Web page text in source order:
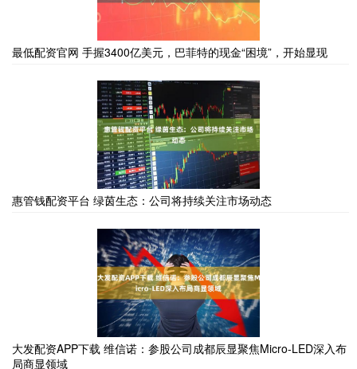
最低配资官网 手握3400亿美元，巴菲特的现金“困境”，开始显现
惠管钱配资平台 绿茵生态：公司将持续关注市场动态
大发配资APP下载 维信诺：参股公司成都辰显聚焦Micro-LED深入布
局商显领域